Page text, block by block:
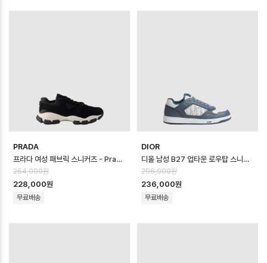
PRADA
프라다 여성 패브릭 스니커즈 - Prada Womens Fabric Sneaker - pr…
264,000원
228,000원
무료배송
DIOR
디올 남성 B27 업타운 로우탑 스니커즈 - Dior Mens B27 Uptown Low …
296,000원
236,000원
무료배송